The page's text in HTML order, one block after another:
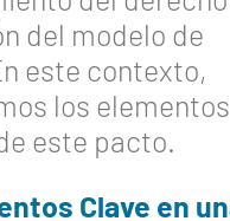
del modelo de
este contexto,
los
este pacto.
Clave en